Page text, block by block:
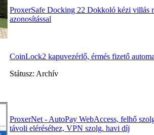
ProxerSafe Docking 22 Dokkoló kézi villás
azonosítással
CoinLock2 kapuvezérlő, érmés fizető
Státusz: Archív
ProxerNet - AutoPay WebAccess, felhő
távoli eléréséhez, VPN szolg. havi díj